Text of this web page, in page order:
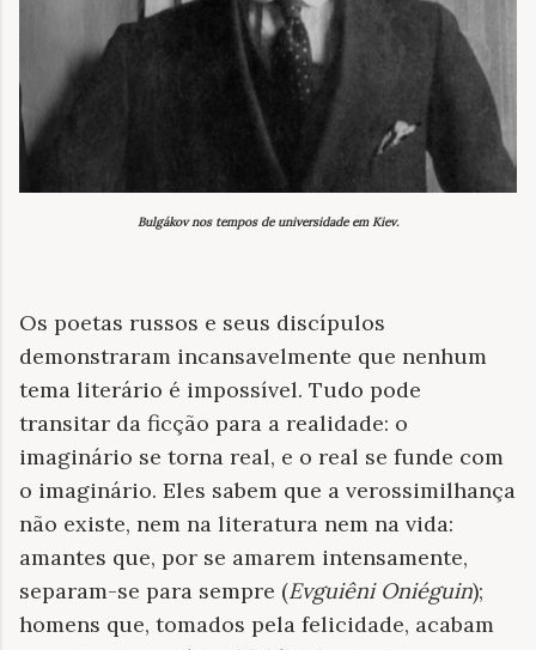
Bulgákov nos tempos de universidade em Kiev.
Os poetas russos e seus discípulos
demonstraram incansavelmente que nenhum
tema literário é impossível. Tudo pode
transitar da ficção para a realidade: o
imaginário se torna real, e o real se funde com
o imaginário. Eles sabem que a verossimilhança
não existe, nem na literatura nem na vida:
amantes que, por se amarem intensamente,
separam-se para sempre (Evguiêni Oniéguin);
homens que, tomados pela felicidade, acabam